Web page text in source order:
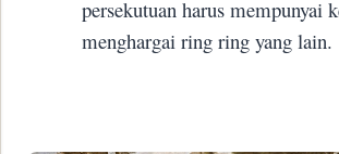
persekutuan harus mempunyai
menghargai ring ring yang lain.